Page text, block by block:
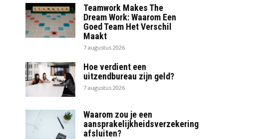
Teamwork Makes The
Dream Work: Waarom Een
Goed Team Het Verschil
Maakt
7 augustus 2026
Hoe verdient een
uitzendbureau zijn geld?
7 augustus 2026
Waarom zou je een
aansprakelijkheidsverzekering
afsluiten?